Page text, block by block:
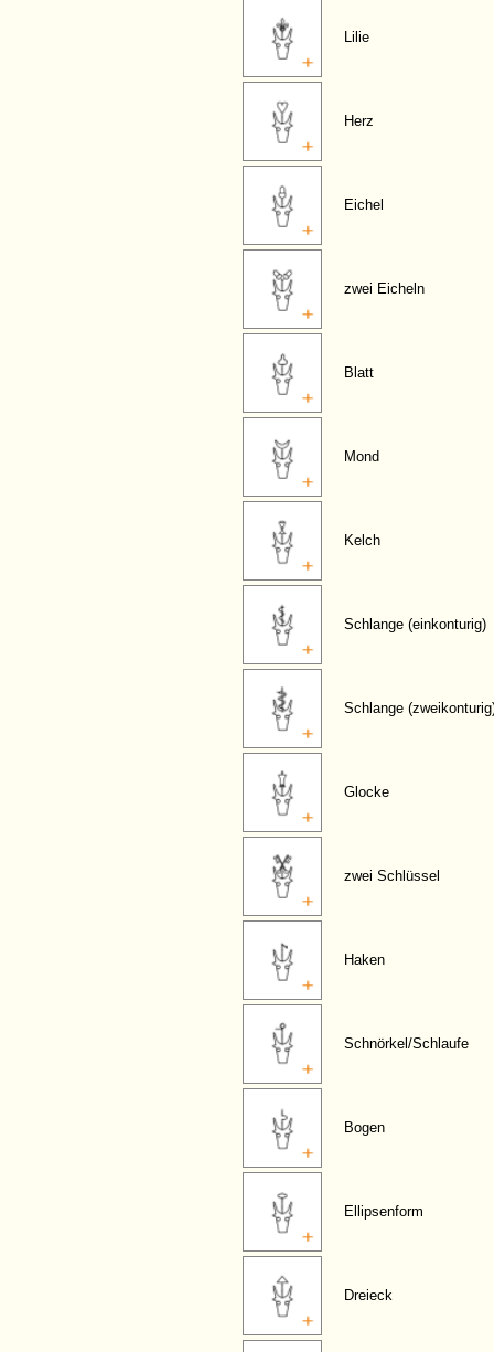
Lilie
Herz
Eichel
zwei Eicheln
Blatt
Mond
Kelch
Schlange (einkonturig)
Schlange
Glocke
zwei Schlüssel
Haken
Schnörkel/Schlaufe
Bogen
Ellipsenform
Dreieck